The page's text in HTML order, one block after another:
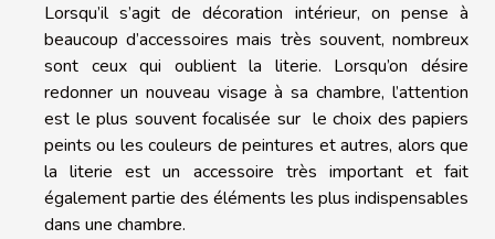
Lorsqu’il s’agit de décoration intérieur, on pense à
beaucoup d’accessoires mais très souvent, nombreux
sont ceux qui oublient la literie. Lorsqu’on désire
redonner un nouveau visage à sa chambre, l’attention
est le plus souvent focalisée sur le choix des papiers
peints ou les couleurs de peintures et autres, alors que
la literie est un accessoire très important et fait
également partie des éléments les plus indispensables
dans une chambre.